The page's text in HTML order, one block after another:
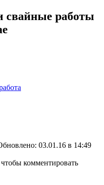
свайные работы
03.01.16 в 14:49
чтобы комментировать